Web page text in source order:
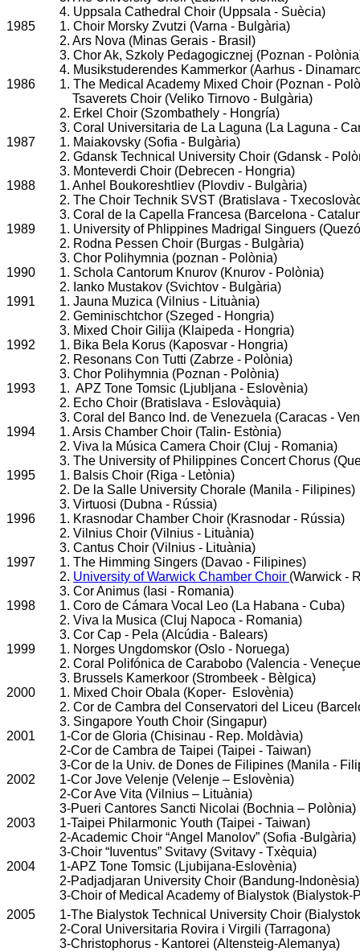
4. Uppsala Cathedral Choir (Uppsala - Suècia)
1985
1. Choir Morsky Zvutzi (Varna - Bulgària)
2. Ars Nova (Minas Gerais - Brasil)
3. Chor Ak, Szkoly Pedagogicznej (Poznan -
4. Musikstuderendes Kammerkor (Aarhus -
1986
1. The Medical Academy Mixed Choir (Poznan -
Tsaverets Choir (Veliko Tirnovo - Bulgària)
2. Erkel Choir (Szombathely - Hongría)
3. Coral Universitaria de La Laguna (La Laguna -
1987
1. Maiakovsky (Sofia - Bulgària)
2. Gdansk Technical University Choir (Gdansk -
3. Monteverdi Choir (Debrecen - Hongria)
1988
1. Anhel Boukoreshtliev (Plovdiv - Bulgària)
2. The Choir Technik SVST (Bratislava -
3. Coral de la Capella Francesa (Barcelona -
1989
1. University of Phlippines Madrigal Singuers
2. Rodna Pessen Choir (Burgas - Bulgària)
3. Chor Polihymnia (poznan - Polònia)
1990
1. Schola Cantorum Knurov (Knurov - Polònia)
2. Ianko Mustakov (Svichtov - Bulgària)
1991
1. Jauna Muzica (Vilnius - Lituània)
2. Geminischtchor (Szeged - Hongria)
3. Mixed Choir Gilija (Klaipeda - Hongria)
1992
1. Bika Bela Korus (Kaposvar - Hongria)
2. Resonans Con Tutti (Zabrze - Polònia)
3. Chor Polihymnia (Poznan - Polònia)
1993
1. APZ Tone Tomsic (Ljubljana - Eslovènia)
2. Echo Choir (Bratislava - Eslovàquia)
3. Coral del Banco Ind. de Venezuela (Caracas -
1994
1. Arsis Chamber Choir (Talin- Estònia)
2. Viva la Música Camera Choir (Cluj - Romania)
3. The University of Philippines Concert Chorus
1995
1. Balsis Choir (Riga - Letònia)
2. De la Salle University Chorale (Manila - Filipines)
3. Virtuosi (Dubna - Rússia)
1996
1. Krasnodar Chamber Choir (Krasnodar - Rússia)
2. Vilnius Choir (Vilnius - Lituània)
3. Cantus Choir (Vilnius - Lituània)
1997
1. The Himming Singers (Davao - Filipines)
2. University of Warwick Chamber Choir (Warwick -
3. Cor Animus (Iasi - Romania)
1998
1. Coro de Cámara Vocal Leo (La Habana - Cuba)
2. Viva la Musica (Cluj Napoca - Romania)
3. Cor Cap - Pela (Alcúdia - Balears)
1999
1. Norges Ungdomskor (Oslo - Noruega)
2. Coral Polifónica de Carabobo (Valencia -
3. Brussels Kamerkoor (Strombeek - Bèlgica)
2000
1. Mixed Choir Obala (Koper- Eslovènia)
2. Cor de Cambra del Conservatori del Liceu
3. Singapore Youth Choir (Singapur)
2001
1-Cor de Gloria (Chisinau - Rep. Moldàvia)
2-Cor de Cambra de Taipei (Taipei - Taiwan)
3-Cor de la Univ. de Dones de Filipines (Manila -
2002
1-Cor Jove Velenje (Velenje – Eslovènia)
2-Cor Ave Vita (Vilnius – Lituània)
3-Pueri Cantores Sancti Nicolai (Bochnia – Polònia)
2003
1-Taipei Philarmonic Youth (Taipei - Taiwan)
2-Academic Choir “Angel Manolov” (Sofia -Bulgària)
3-Choir “Iuventus” Svitavy (Svitavy - Txèquia)
2004
1-APZ Tone Tomsic (Ljubijana-Eslovènia)
2-Padjadjaran University Choir (Bandung-Indonèsia)
3-Choir of Medical Academy of Bialystok (Bialystok-
2005
1-The Bialystok Technical University Choir
2-Coral Universitaria Rovira i Virgili (Tarragona)
3-Christophorus - Kantorei (Altensteig-Alemanya)